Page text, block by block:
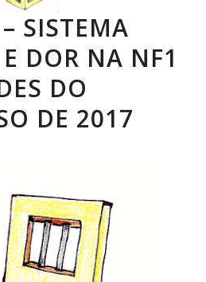
SISTEMA
DOR NA NF1
DO
DE 2017